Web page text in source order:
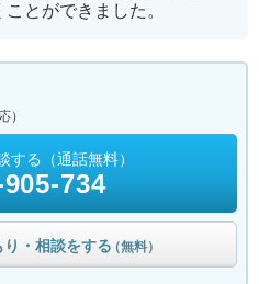
とができました。
）
する（通話無料）
734
・相談をする（無料）